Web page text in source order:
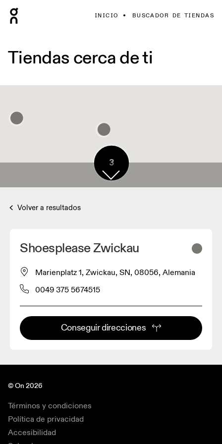
INICIO BUSCADOR DE TIENDAS
Tiendas cerca de ti
3
Volver a resultados
Shoesplease Zwickau
Marienplatz 1, Zwickau, SN, 08056, Alemania
0049 375 5674515
Conseguir direcciones
© On 2026
Términos y condiciones
Política de privacidad
Accesibilidad